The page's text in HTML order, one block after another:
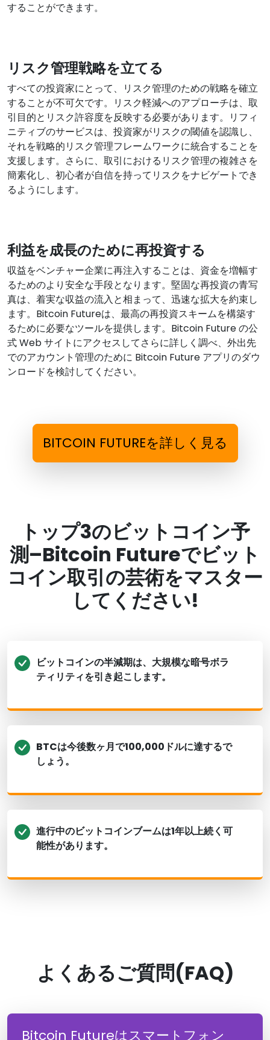
することができます。
リスク管理戦略を立てる
すべての投資家にとって、リスク管理のための戦略を確立
することが不可欠です。リスク軽減へのアプローチは、取
引目的とリスク許容度を反映する必要があります。リフィ
ニティブのサービスは、投資家がリスクの閾値を認識し、
それを戦略的リスク管理フレームワークに統合することを
支援します。さらに、取引におけるリスク管理の複雑さを
簡素化し、初心者が自信を持ってリスクをナビゲートでき
るようにします。
利益を成長のために再投資する
収益をベンチャー企業に再注入することは、資金を増幅す
るためのより安全な手段となります。堅固な再投資の青写
真は、着実な収益の流入と相まって、迅速な拡大を約束し
ます。Bitcoin Futureは、最高の再投資スキームを構築す
るために必要なツールを提供します。Bitcoin Future の公
式 Web サイトにアクセスしてさらに詳しく調べ、外出先
でのアカウント管理のために Bitcoin Future アプリのダウ
ンロードを検討してください。
BITCOIN FUTUREを詳しく見る
トップ3のビットコイン予
測–Bitcoin Futureでビット
コイン取引の芸術をマスター
してください!
ビットコインの半減期は、大規模な暗号ボラ
ティリティを引き起こします。
BTCは今後数ヶ月で100,000ドルに達するで
しょう。
進行中のビットコインブームは1年以上続く可
能性があります。
よくあるご質問(FAQ)
Bitcoin Futureはスマートフォン